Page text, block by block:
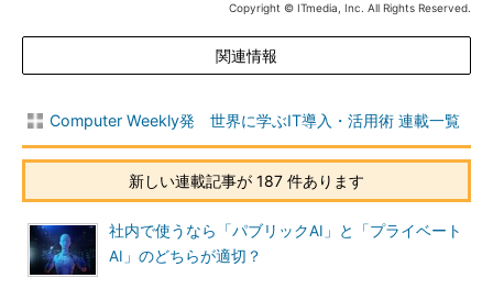
Copyright © ITmedia, Inc. All Rights Reserved.
関連情報
Computer Weekly発 世界に学ぶIT導入・活用術 連載一覧
新しい連載記事が 187 件あります
社内で使うなら「パブリックAI」と「プライベート
AI」のどちらが適切？